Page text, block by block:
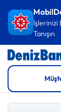
İçeriğe Git
İşlerinizi
Tanışın